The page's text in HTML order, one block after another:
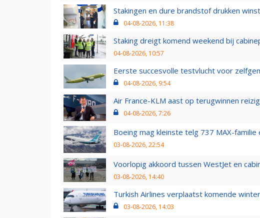
Stakingen en dure brandstof drukken
04-08-2026, 11:38
Staking dreigt komend weekend bij
04-08-2026, 10:57
Eerste succesvolle testvlucht voor
04-08-2026, 9:54
Air France-KLM aast op terugwinnen
04-08-2026, 7:26
Boeing mag kleinste telg 737 MAX-familie
03-08-2026, 22:54
Voorlopig akkoord tussen WestJet en
03-08-2026, 14:40
Turkish Airlines verplaatst komende
03-08-2026, 14:03